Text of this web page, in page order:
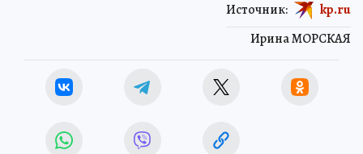
Ирина МОРСКАЯ
Источник: kp.ru